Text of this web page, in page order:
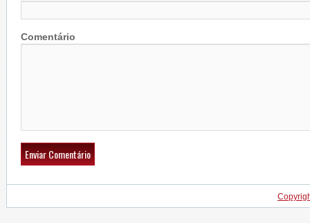
Comentário